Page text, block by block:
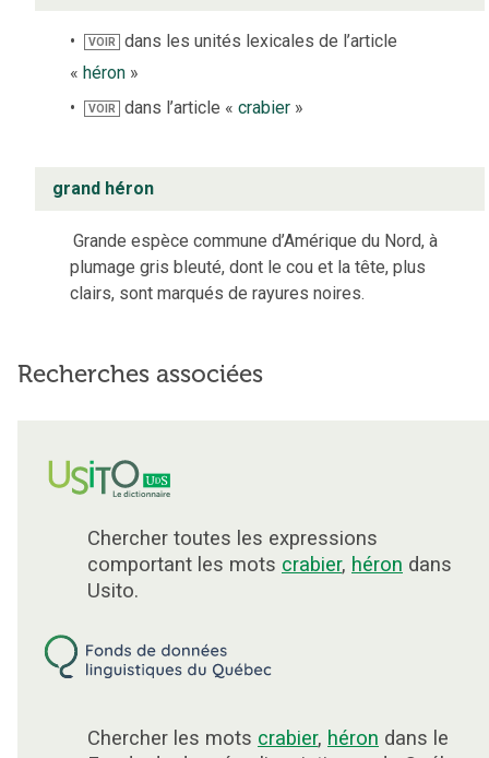
VOIR
dans les unités lexicales de l’article
« héron »
VOIR dans l’article «crabier »
grand héron
Grande espèce commune d’Amérique du Nord, à
plumage gris bleuté, dont le cou et la tête, plus
clairs, sont marqués de rayures noires.
Recherches associées
Chercher toutes les expressions
comportant les mots crabier, héron dans
Usito.
Chercher les mots crabier, héron dans le